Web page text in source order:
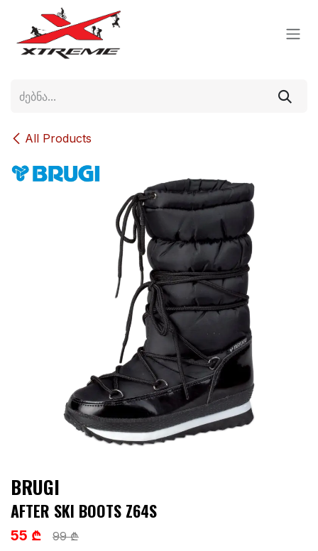
Skip to Content
All Products
BRUGI
AFTER SKI BOOTS Z64S
55 ₾ 99 ₾